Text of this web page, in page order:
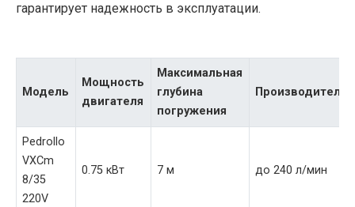
гарантирует надежность в эксплуатации.
Модель
Мощность
двигателя
Максимальная
глубина
погружения
Pedrollo
VXCm
8/35
220V
0.75 кВт 7 м до 240 л/мин